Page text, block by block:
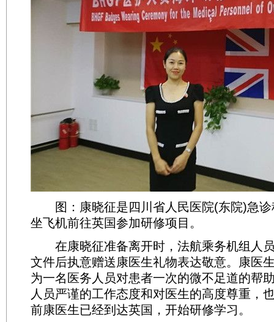
图：康晓征是四川省人民医院(东院)急诊
坐飞机前往英国参加研修项目。
在康晓征准备离开时，法航乘务机组人
文件后执意赠送康医生礼物表达敬意。康医
为一名医务人员对患者一次的微不足道的帮
人员严谨的工作态度和对医生的高度尊重，
前康医生已经到达英国，开始研修学习。